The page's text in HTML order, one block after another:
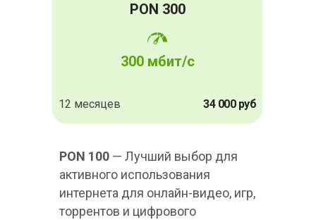
PON 300
300 мбит/с
12 месяцев 34 000 руб
PON 100 — Лучший выбор для
активного использования
интернета для онлайн-видео, игр,
торрентов и цифрового